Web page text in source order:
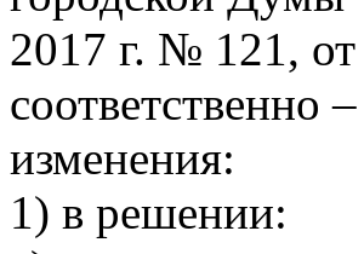
2017 г. № 121,
изменения:
1) в решении: